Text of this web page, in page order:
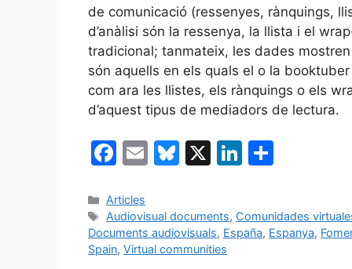
de comunicació (ressenyes, rànquings,
d’anàlisi són la ressenya, la llista i el
tradicional; tanmateix, les dades
són aquells en els quals el o la
com ara les llistes, els rànquings o els
d’aquest tipus de mediadors de lectura.
F
c
e
b
E
l
Bl
s
k
X
Li
e p
Categories
Articles
Etiquetes
Audiovisual documents, Comunidades
Documents audiovisuals, España, Espanya,
Spain, Virtual communities